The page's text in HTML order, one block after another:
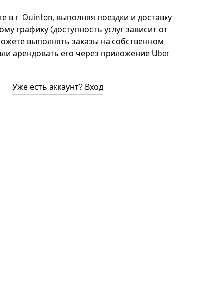
в г. Quinton, выполняя поездки и доставку
графику (доступность услуг зависит от
выполнять заказы на собственном
арендовать его через приложение Uber.
Уже есть аккаунт? Вход